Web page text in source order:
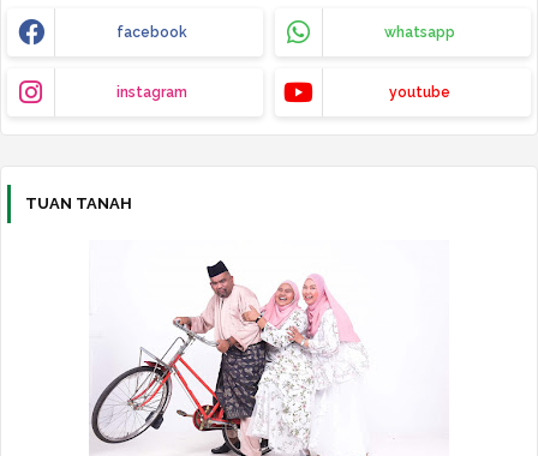
facebook whatsapp
instagram youtube
TUAN TANAH